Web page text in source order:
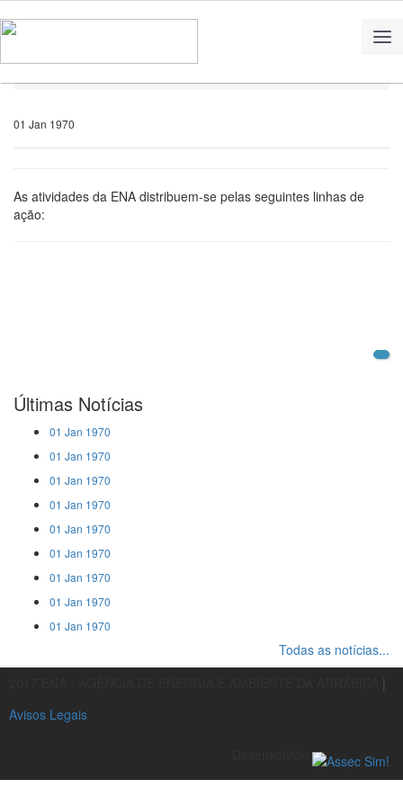
01 Jan 1970
As atividades da ENA distribuem-se pelas seguintes linhas de
ação:
Últimas Notícias
01 Jan 1970
01 Jan 1970
01 Jan 1970
01 Jan 1970
01 Jan 1970
01 Jan 1970
01 Jan 1970
01 Jan 1970
01 Jan 1970
Todas as notícias...
|
Avisos Legais